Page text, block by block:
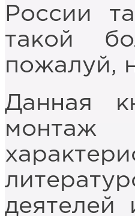
России
такой
пожалуй,
Данная
монтаж
деятелей